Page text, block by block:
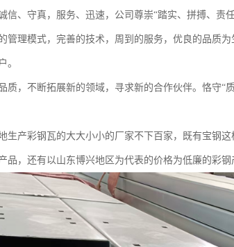
信、守真，服务、迅速，公司尊崇“踏实、拼搏、责
管理模式，完善的技术，周到的服务，优良的品质
。
质，不断拓展新的领域，寻求新的合作伙伴。恪守“
生产彩钢瓦的大大小小的厂家不下百家，既有宝钢
品，还有以山东博兴地区为代表的价格为低廉的彩钢